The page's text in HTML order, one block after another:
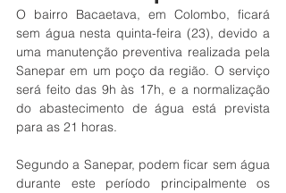
O bairro Bacaetava, em Colombo, ficará
sem água nesta quinta-feira (23), devido a
uma manutenção preventiva realizada pela
Sanepar em um poço da região. O serviço
será feito das 9h às 17h, e a normalização
do abastecimento de água está prevista
para as 21 horas.
Segundo a Sanepar, podem ficar sem água
durante este período principalmente os